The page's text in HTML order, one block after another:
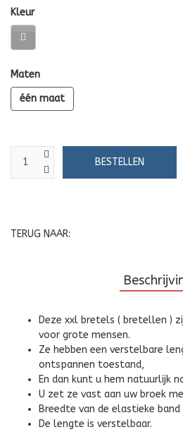
Kleur
Maten
één maat
TERUG NAAR:
Deze xxl bretels ( bretellen )
voor grote mensen.
Ze hebben een verstelbare
ontspannen toestand,
En dan kunt u hem natuurlijk
U zet ze vast aan uw broek
Breedte van de elastieke band
De lengte is verstelbaar.